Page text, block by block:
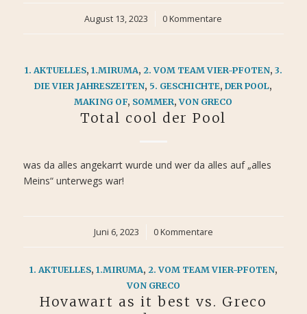
August 13, 2023
/ 0 Kommentare
1. AKTUELLES, 1.MIRUMA, 2. VOM TEAM VIER-PFOTEN, 3.
DIE VIER JAHRESZEITEN, 5. GESCHICHTE,DER POOL,
MAKING OF, SOMMER,VON GRECO
Total cool der Pool
was da alles angekarrt wurde und wer da alles auf „alles
Meins“ unterwegs war!
Juni 6, 2023
/ 0 Kommentare
1. AKTUELLES, 1.MIRUMA, 2. VOM TEAM VIER-PFOTEN,
VON GRECO
Hovawart as it best vs. Greco